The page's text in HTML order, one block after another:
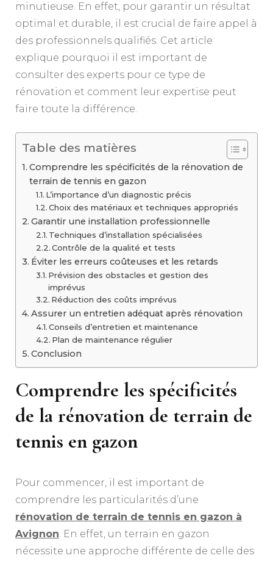
minutieuse. En effet, pour garantir un résultat
optimal et durable, il est crucial de faire appel à
des professionnels qualifiés. Cet article
explique pourquoi il est important de
consulter des experts pour ce type de
rénovation et comment leur expertise peut
faire toute la différence.
Table des matières
Comprendre les spécificités de la rénovation de
terrain de tennis en gazon
L’importance d’un diagnostic précis
Choix des matériaux et techniques appropriés
Garantir une installation professionnelle
Techniques d’installation spécialisées
Contrôle de la qualité et tests
Éviter les erreurs coûteuses et les retards
Prévision des obstacles et gestion des
imprévus
Réduction des coûts imprévus
Assurer un entretien adéquat après rénovation
Conseils d’entretien et maintenance
Plan de maintenance régulier
Conclusion
Comprendre les spécificités
de la rénovation de terrain de
tennis en gazon
Pour commencer, il est important de
comprendre les particularités d’une
rénovation de terrain de tennis en gazon à
Avignon. En effet, un terrain en gazon
nécessite une approche différente de celle des